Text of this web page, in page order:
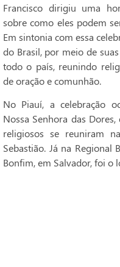
Francisco dirigiu uma
sobre como eles podem
Em sintonia com essa
do Brasil, por meio de
todo o país, reunindo
de oração e comunhão.
No Piauí, a celebração
Nossa Senhora das
religiosos se reuniram
Sebastião. Já na Regional
Bonfim, em Salvador, foi o